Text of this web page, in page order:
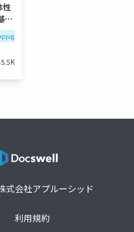
性
調
式会社アプルーシッド
利用規約